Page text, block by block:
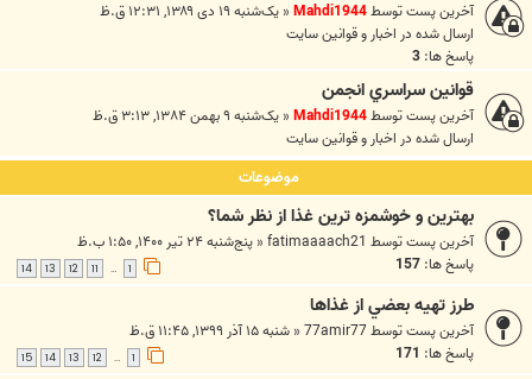
آخرین پست توسطMahdi1944
« یک‌شنبه ۱۹ دی ۱۳۸۹, ۱۲:۳۱ ق.ظ
ارسال شده در اخبار و قوانين سايت
پاسخ ها: 3
قوانين سراسري انجمن
آخرین پست توسطMahdi1944
« یک‌شنبه ۹ بهمن ۱۳۸۴, ۳:۱۳ ق.ظ
ارسال شده در اخبار و قوانين سايت
موضوعات
بهترين و خوشمزه ترين غذا از نظر شما؟
آخرین پست توسطfatimaaaach21
« پنج‌شنبه ۲۴ تیر ۱۴۰۰, ۱:۵۰ ب.ظ
پاسخ ها: 157
…
11
12
13
14
طرز تهيه بعضي از غذاها
آخرین پست توسط77amir77
« شنبه ۱۵ آذر ۱۳۹۹, ۱۱:۴۵ ق.ظ
پاسخ ها: 171
…
12
13
14
15